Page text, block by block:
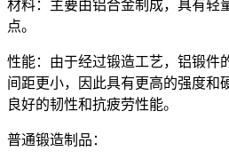
材料：主要由铝合金制成，具有轻
点。
性能：由于经过锻造工艺，铝锻件
间距更小，因此具有更高的强度和
良好的韧性和抗疲劳性能。
普通锻造制品：